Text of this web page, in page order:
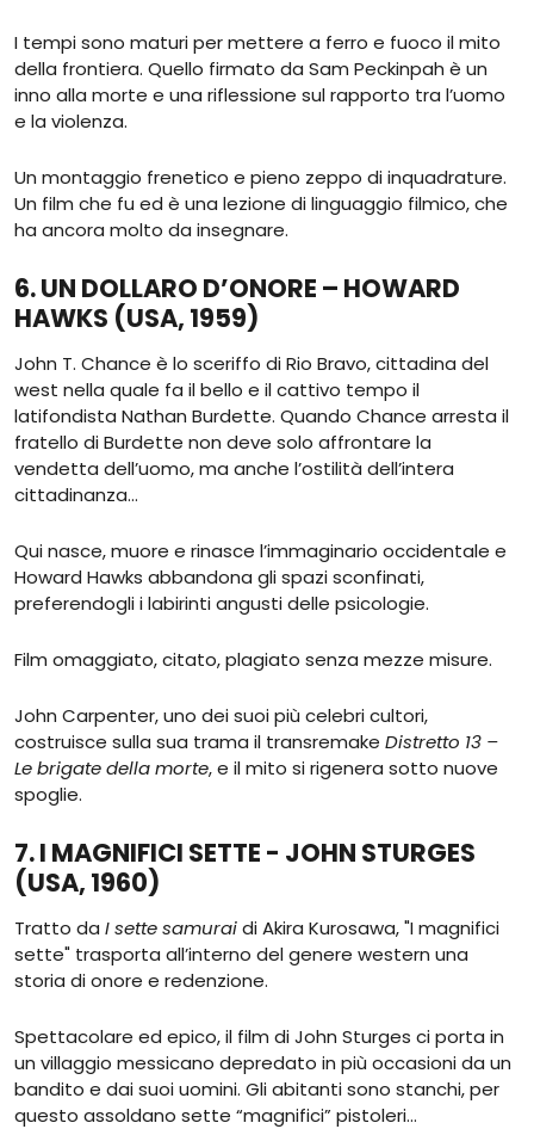
I tempi sono maturi per mettere a ferro e fuoco il mito
della frontiera. Quello firmato da Sam Peckinpah è un
inno alla morte e una riflessione sul rapporto tra l’uomo
e la violenza.
Un montaggio frenetico e pieno zeppo di inquadrature.
Un film che fu ed è una lezione di linguaggio filmico, che
ha ancora molto da insegnare.
6. UN DOLLARO D’ONORE – HOWARD
HAWKS (USA, 1959)
John T. Chance è lo sceriffo di Rio Bravo, cittadina del
west nella quale fa il bello e il cattivo tempo il
latifondista Nathan Burdette. Quando Chance arresta il
fratello di Burdette non deve solo affrontare la
vendetta dell’uomo, ma anche l’ostilità dell’intera
cittadinanza…
Qui nasce, muore e rinasce l’immaginario occidentale e
Howard Hawks abbandona gli spazi sconfinati,
preferendogli i labirinti angusti delle psicologie.
Film omaggiato, citato, plagiato senza mezze misure.
John Carpenter, uno dei suoi più celebri cultori,
costruisce sulla sua trama il transremake Distretto 13 –
Le brigate della morte, e il mito si rigenera sotto nuove
spoglie.
7. I MAGNIFICI SETTE - JOHN STURGES
(USA, 1960)
Tratto da I sette samuraidi Akira Kurosawa, "I magnifici
sette" trasporta all’interno del genere western una
storia di onore e redenzione.
Spettacolare ed epico, il film di John Sturges ci porta in
un villaggio messicano depredato in più occasioni da un
bandito e dai suoi uomini. Gli abitanti sono stanchi, per
questo assoldano sette “magnifici” pistoleri…